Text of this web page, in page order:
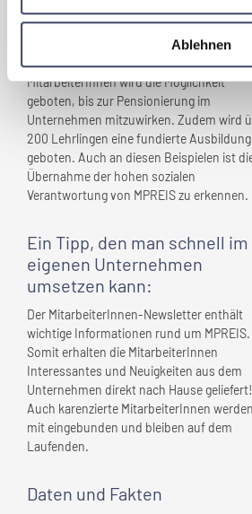
Ablehnen
MitarbeiterInnen offen.
Familienfreundlichkeit geht über
Kinderbetreuungspflichten hinaus.
MitarbeiterInnen wird die Möglichkeit
geboten, bis zur Pensionierung im
Unternehmen mitzuwirken. Zudem wird
200 Lehrlingen eine fundierte Ausbildung
geboten. Auch an diesen Beispielen ist
Übernahme der hohen sozialen
Verantwortung von MPREIS zu erkennen.
Ein Tipp, den man schnell im
eigenen Unternehmen
umsetzen kann:
Der MitarbeiterInnen-Newsletter enthält
wichtige Informationen rund um MPREIS.
Somit erhalten die MitarbeiterInnen
Interessantes und Neuigkeiten aus dem
Unternehmen direkt nach Hause geliefert!
Auch karenzierte MitarbeiterInnen
mit eingebunden und bleiben auf dem
Laufenden.
Daten und Fakten